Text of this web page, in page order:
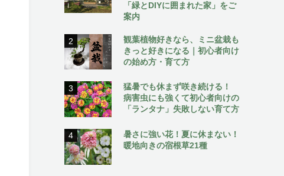
「緑とDIYに囲まれた家」をご
案内
2
観葉植物好きなら、ミニ盆栽も
きっと好きになる｜初心者向け
の始め方・育て方
3
猛暑でも休まず咲き続ける！
病害虫にも強くて初心者向けの
「ランタナ」失敗しない育て方
4
暑さに強い花！夏に休まない！
暖地向きの宿根草21種